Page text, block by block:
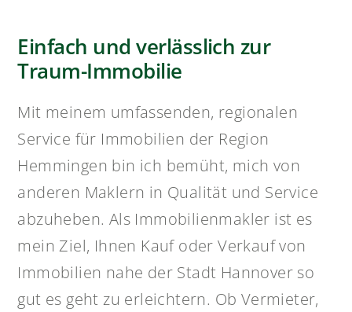
Einfach und verlässlich zur
Traum-Immobilie
Mit meinem umfassenden, regionalen
Service für Immobilien der Region
Hemmingen bin ich bemüht, mich von
anderen Maklern in Qualität und Service
abzuheben. Als Immobilienmakler ist es
mein Ziel, Ihnen Kauf oder Verkauf von
Immobilien nahe der Stadt Hannover so
gut es geht zu erleichtern. Ob Vermieter,